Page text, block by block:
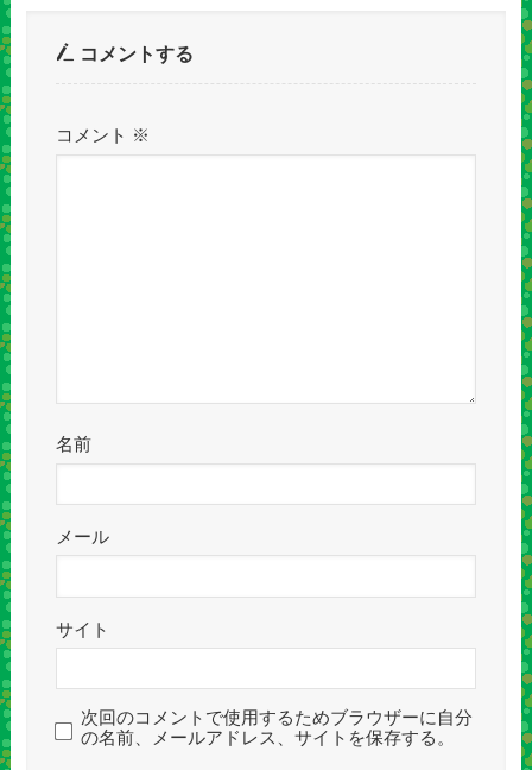
コメントする
コメント ※
名前
メール
サイト
次回のコメントで使用するためブラウザーに自分
の名前、メールアドレス、サイトを保存する。